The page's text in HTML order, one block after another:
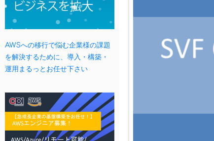
AWSへの移行で悩む企業様の課題
を解決するために、導入・構築・
運用まるっとお任せ下さい